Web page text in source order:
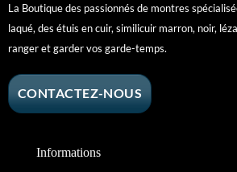
La Boutique des passionnés de montres
laqué, des étuis en cuir, similicuir marron, noir,
ranger et garder vos garde-temps.
CONTACTEZ-NOUS
Informations